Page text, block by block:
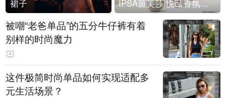
裙子 IPSA茵芙莎 悦己香氛凝露上市
被嘲“老爸单品”的五分牛仔裤有着
别样的时尚魔力
这件极简时尚单品如何实现适配多
元生活场景？